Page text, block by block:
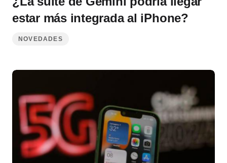
estar más integrada al iPhone?
NOVEDADES